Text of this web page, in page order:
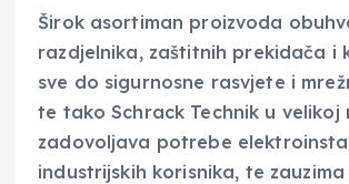
Širok asortiman proizvoda
razdjelnika, zaštitnih prekidača i
sve do sigurnosne rasvjete i
te tako Schrack Technik u velikoj
zadovoljava potrebe
industrijskih korisnika, te